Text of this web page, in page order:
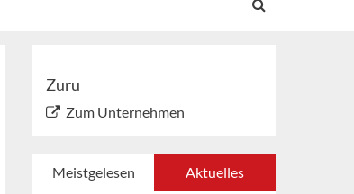
Zuru
Zum Unternehmen
Meistgelesen Aktuelles